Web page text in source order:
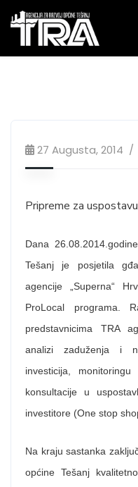
27 Augusta, 2014
Pripreme za
Dana
Tešanj je posjetila
agencije „Superna“
ProLocal programa.
predstavnicima TRA
analizi zaduženja i
investicija,
konsultacije u
investitore (One stop
Na kraju sastanka
općine Tešanj